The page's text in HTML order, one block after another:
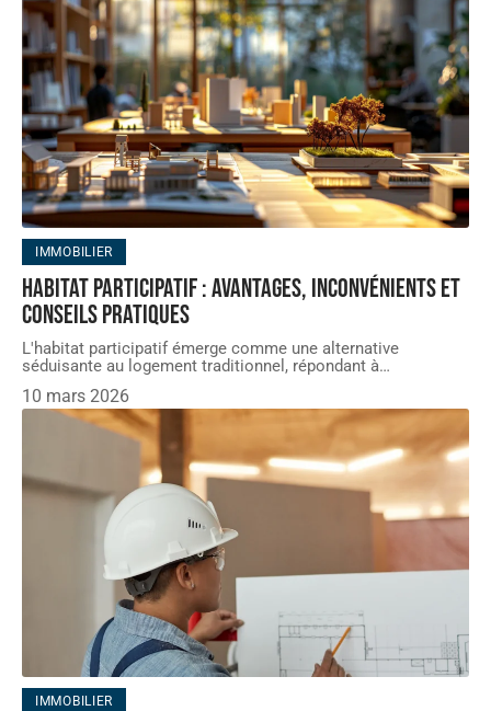
IMMOBILIER
Habitat participatif : avantages, inconvénients et
conseils pratiques
L'habitat participatif émerge comme une alternative
séduisante au logement traditionnel, répondant à…
10 mars 2026
IMMOBILIER